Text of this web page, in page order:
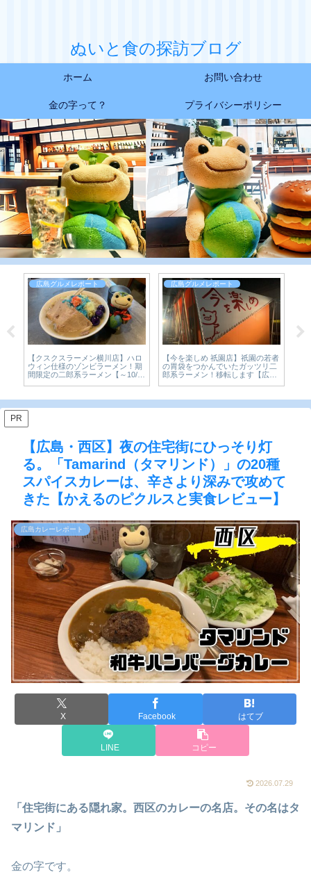
ぬいと食の探訪ブログ
ホーム お問い合わせ
金の字って？ プライバシーポリシー
広島グルメレポート
【クスクスラーメン横川店】ハロ
ウィン仕様のゾンビラーメン！期
間限定の二郎系ラーメン【～10/31
広島グルメレポート
【今を楽しめ 祇園店】祇園の若者
の胃袋をつかんでいたガッツリ二
郎系ラーメン！移転します【広島
PR
【広島・西区】夜の住宅街にひっそり灯
る。「Tamarind（タマリンド）」の20種
スパイスカレーは、辛さより深みで攻めて
きた【かえるのピクルスと実食レビュー】
広島カレーレポート
X Facebook はてブ
LINE コピー
2026.07.29
「住宅街にある隠れ家。西区のカレーの名店。その名はタ
マリンド」
金の字です。